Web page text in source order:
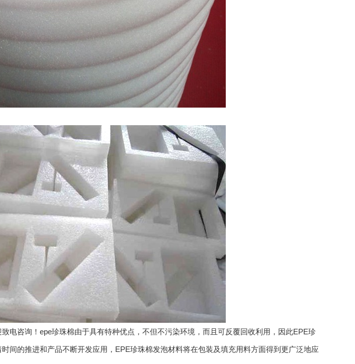
电咨询！epe珍珠棉由于具有特种优点，不但不污染环境，而且可反覆回收利用，因此EPE珍
间的推进和产品不断开发应用，EPE珍珠棉发泡材料将在包装及填充用料方面得到更广泛地应